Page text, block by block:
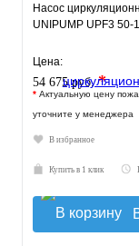
Насос
UNIPUMP UPF3 50-
Цена:
54 675 руб.*
* Актуальную цену
уточните у менеджера
В избранное
Купить в 1 клик